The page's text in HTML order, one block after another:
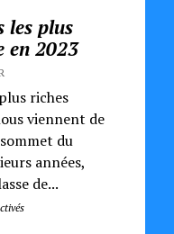
les plus
en 2023
riches
viennent de
du
années,
de...